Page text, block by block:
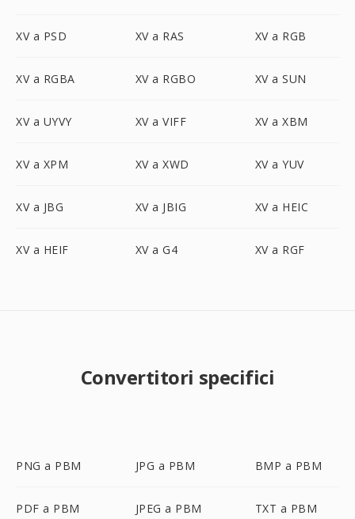
XV a PSD XV a RAS XV a RGB
XV a RGBA XV a RGBO XV a SUN
XV a UYVY XV a VIFF XV a XBM
XV a XPM XV a XWD XV a YUV
XV a JBG XV a JBIG XV a HEIC
XV a HEIF XV a G4 XV a RGF
Convertitori specifici
PNG a PBM JPG a PBM BMP a PBM
PDF a PBM JPEG a PBM TXT a PBM